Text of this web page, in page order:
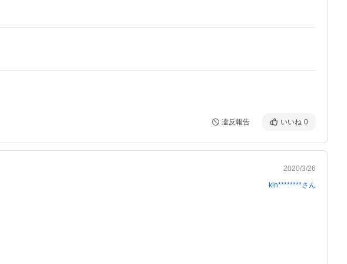
違反報告 いいね 0
2020/3/26
kin********さん